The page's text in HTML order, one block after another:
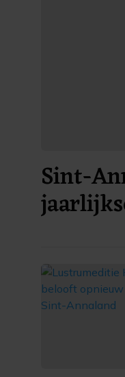
Sint-